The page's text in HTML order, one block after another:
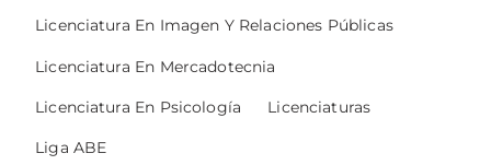
Licenciatura En Imagen Y Relaciones Públicas
Licenciatura En Mercadotecnia
Licenciatura En Psicología Licenciaturas
Liga ABE